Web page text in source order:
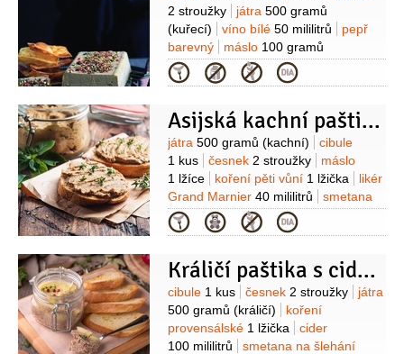
2 stroužky
játra 500 gramů
(kuřecí)
víno bílé 50 mililitrů
pepř
barevný
máslo 100 gramů
(rozpuštěné)
Kategorie
Asijská kachní paštika
Suroviny
játra 500 gramů (kachní)
cibule
1 kus
česnek 2 stroužky
máslo
1 lžíce
koření pěti vůní 1 lžička
likér
Grand Marnier 40 mililitrů
smetana
na šlehání
50 mililitrů
100 gramů (změklé)
máslo
Kategorie
Králičí paštika s ciderem a jablky
Suroviny
cibule 1 kus česnek 2 stroužky
játra
500 gramů (králičí)
koření
provensálské 1 lžička
cider
100 mililitrů
smetana na šlehání